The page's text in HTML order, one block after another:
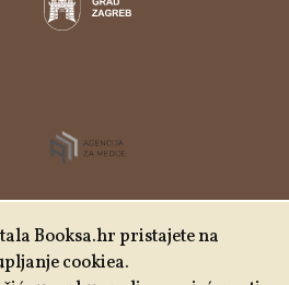
Booksa.hr pristajete na
cookiea.